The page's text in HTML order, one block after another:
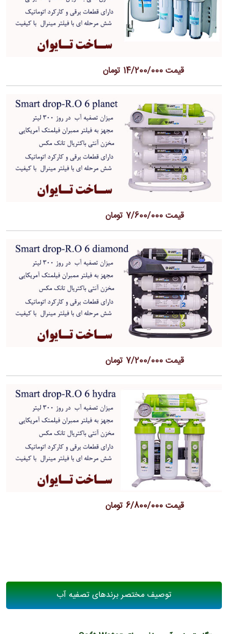
قیمت 14/200/000 تومان
قیمت 7/600/000 تومان
قیمت 7/200/000 تومان
قیمت 6/800/000 تومان
توصیف مختصر برندهای تصفیه آب